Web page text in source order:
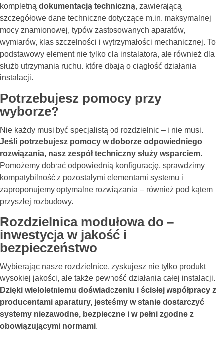
kompletną dokumentacją techniczną, zawierającą
szczegółowe dane techniczne dotyczące m.in. maksymalnej
mocy znamionowej, typów zastosowanych aparatów,
wymiarów, klas szczelności i wytrzymałości mechanicznej. To
podstawowy element nie tylko dla instalatora, ale również dla
służb utrzymania ruchu, które dbają o ciągłość działania
instalacji.
Potrzebujesz pomocy przy
wyborze?
Nie każdy musi być specjalistą od rozdzielnic – i nie musi.
Jeśli potrzebujesz pomocy w doborze odpowiedniego
rozwiązania, nasz zespół techniczny służy wsparciem.
Pomożemy dobrać odpowiednią konfigurację, sprawdzimy
kompatybilność z pozostałymi elementami systemu i
zaproponujemy optymalne rozwiązania – również pod kątem
przyszłej rozbudowy.
Rozdzielnica modułowa do –
inwestycja w jakość i
bezpieczeństwo
Wybierając nasze rozdzielnice, zyskujesz nie tylko produkt
wysokiej jakości, ale także pewność działania całej instalacji.
Dzięki wieloletniemu doświadczeniu i ścisłej współpracy z
producentami aparatury, jesteśmy w stanie dostarczyć
systemy niezawodne, bezpieczne i w pełni zgodne z
obowiązującymi normami.